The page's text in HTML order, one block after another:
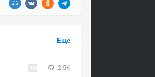
Ещё
2.5K